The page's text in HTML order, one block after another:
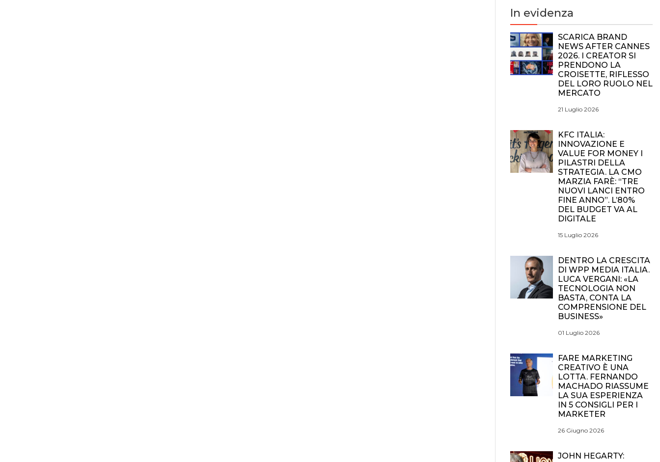
In evidenza
SCARICA BRAND
NEWS AFTER CANNES
2026. I CREATOR SI
PRENDONO LA
CROISETTE, RIFLESSO
DEL LORO RUOLO NEL
MERCATO
21 Luglio 2026
KFC ITALIA:
INNOVAZIONE E
VALUE FOR MONEY I
PILASTRI DELLA
STRATEGIA. LA CMO
MARZIA FARÈ: “TRE
NUOVI LANCI ENTRO
FINE ANNO”. L’80%
DEL BUDGET VA AL
DIGITALE
15 Luglio 2026
DENTRO LA CRESCITA
DI WPP MEDIA ITALIA.
LUCA VERGANI: «LA
TECNOLOGIA NON
BASTA, CONTA LA
COMPRENSIONE DEL
BUSINESS»
01 Luglio 2026
FARE MARKETING
CREATIVO È UNA
LOTTA. FERNANDO
MACHADO RIASSUME
LA SUA ESPERIENZA
IN 5 CONSIGLI PER I
MARKETER
26 Giugno 2026
JOHN HEGARTY: